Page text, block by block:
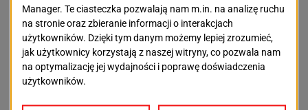
M.G.:Absolutnie tak. Wszystko zależy od
zaangażowania i chęci. W Szczecinie mamy wiele
możliwości – od Młodzieżowej Rady Miasta, przez
Sejmik, aż po różne lokalne inicjatywy. Młodzież jest
teraz bardziej świadoma swoich praw i możliwości.
Ważne jest, by podkreślić, że nie trzeba być częścią